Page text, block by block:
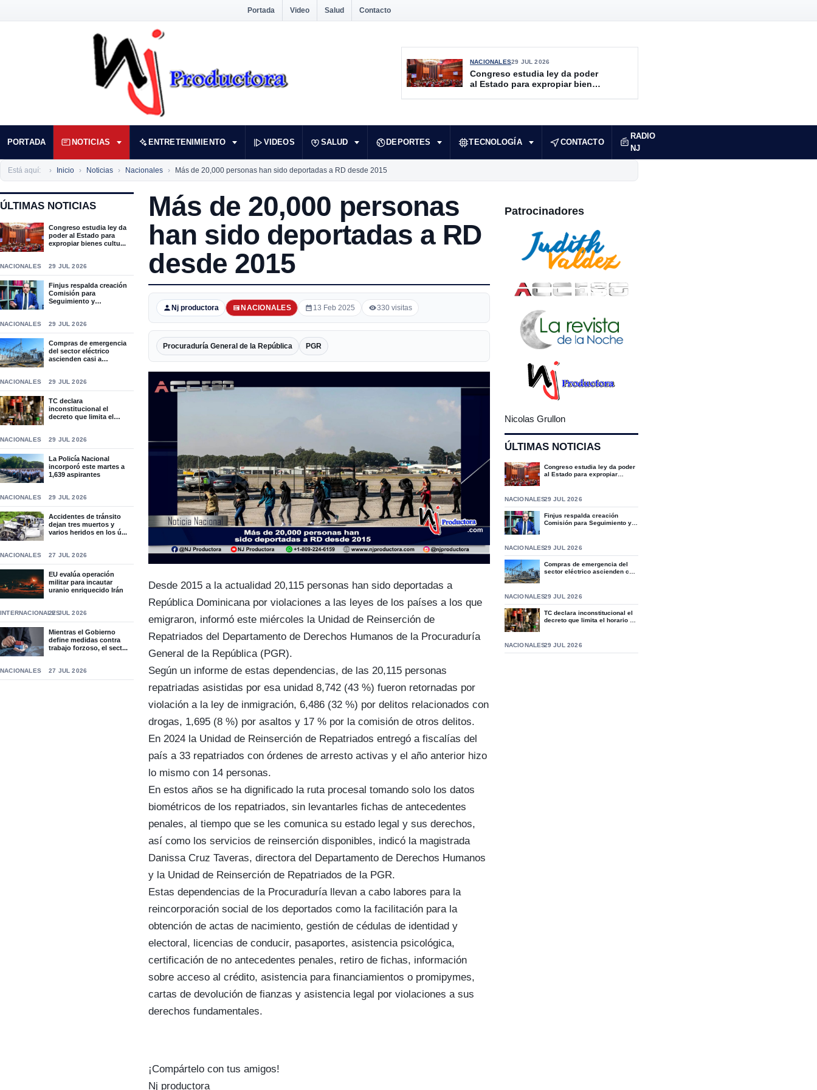
Portada Video Salud Contacto
NACIONALES29 JUL 2026
Congreso estudia ley da poder
al Estado para expropiar bienes
PORTADA NOTICIAS ENTRETENIMIENTO VIDEOS SALUD DEPORTES TECNOLOGÍA CONTACTO
RADIO
NJ
Está aquí: Inicio Noticias Nacionales Más de 20,000 personas han sido deportadas a RD desde 2015
ÚLTIMAS NOTICIAS
Congreso estudia ley da
poder al Estado para
expropiar bienes cultu...
NACIONALES 29 JUL 2026
Finjus respalda creación
Comisión para
Seguimiento y
NACIONALES 29 JUL 2026
Compras de emergencia
del sector eléctrico
ascienden casi a
NACIONALES 29 JUL 2026
TC declara
inconstitucional el
decreto que limita el
NACIONALES 29 JUL 2026
La Policía Nacional
incorporó este martes a
1,639 aspirantes
NACIONALES 29 JUL 2026
Accidentes de tránsito
dejan tres muertos y
varios heridos en los ú...
NACIONALES 27 JUL 2026
EU evalúa operación
militar para incautar
uranio enriquecido Irán
INTERNACIONALES27 JUL 2026
Mientras el Gobierno
define medidas contra
trabajo forzoso, el sect...
NACIONALES 27 JUL 2026
Más de 20,000 personas
han sido deportadas a RD
desde 2015
Nj productora NACIONALES 13 Feb 2025 330 visitas
Procuraduría General de la República PGR
Desde 2015 a la actualidad 20,115 personas han sido deportadas a
República Dominicana por violaciones a las leyes de los países a los que
emigraron, informó este miércoles la Unidad de Reinserción de
Repatriados del Departamento de Derechos Humanos de la Procuraduría
General de la República (PGR).
Según un informe de estas dependencias, de las 20,115 personas
repatriadas asistidas por esa unidad 8,742 (43 %) fueron retornadas por
violación a la ley de inmigración, 6,486 (32 %) por delitos relacionados con
drogas, 1,695 (8 %) por asaltos y 17 % por la comisión de otros delitos.
En 2024 la Unidad de Reinserción de Repatriados entregó a fiscalías del
país a 33 repatriados con órdenes de arresto activas y el año anterior hizo
lo mismo con 14 personas.
En estos años se ha dignificado la ruta procesal tomando solo los datos
biométricos de los repatriados, sin levantarles fichas de antecedentes
penales, al tiempo que se les comunica su estado legal y sus derechos,
así como los servicios de reinserción disponibles, indicó la magistrada
Danissa Cruz Taveras, directora del Departamento de Derechos Humanos
y la Unidad de Reinserción de Repatriados de la PGR.
Estas dependencias de la Procuraduría llevan a cabo labores para la
reincorporación social de los deportados como la facilitación para la
obtención de actas de nacimiento, gestión de cédulas de identidad y
electoral, licencias de conducir, pasaportes, asistencia psicológica,
certificación de no antecedentes penales, retiro de fichas, información
sobre acceso al crédito, asistencia para financiamientos o promipymes,
cartas de devolución de fianzas y asistencia legal por violaciones a sus
derechos fundamentales.
¡Compártelo con tus amigos!
Nj productora
Patrocinadores
Nicolas Grullon
ÚLTIMAS NOTICIAS
Congreso estudia ley da poder
al Estado para expropiar
NACIONALES29 JUL 2026
Finjus respalda creación
Comisión para Seguimiento y
NACIONALES29 JUL 2026
Compras de emergencia del
sector eléctrico ascienden casi
NACIONALES29 JUL 2026
TC declara inconstitucional el
decreto que limita el horario de
NACIONALES29 JUL 2026